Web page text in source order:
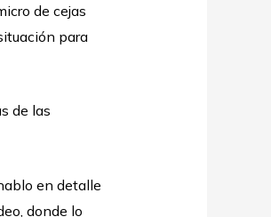
de cejas
para
de las
en detalle
donde lo